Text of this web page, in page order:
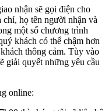
nhận sẽ gọi điện cho
họ tên người nhận và
một số chương trình
khách có thể chậm hơn
thông cảm. Tùy vào
giải quyết những yêu cầu
online: